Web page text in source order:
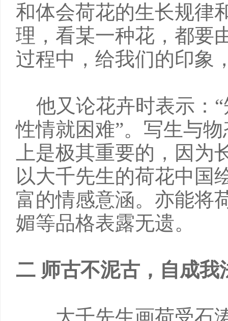
和体会荷花的生长规律
理，看某一种花，都要
过程中，给我们的印象
他又论花卉时表示：
性情就困难”。写生与
上是极其重要的，因
以大千先生的荷花中国
富的情感意涵。亦能将
媚等品格表露无遗。
二 师古不泥古，自成我